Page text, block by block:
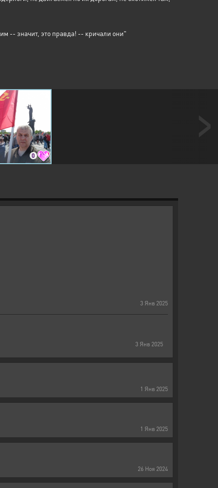
-- значит, это правда! -- кричали они"
0
3 Янв 2025
3 Янв 2025
1 Янв 2025
1 Янв 2025
26 Ноя 2024